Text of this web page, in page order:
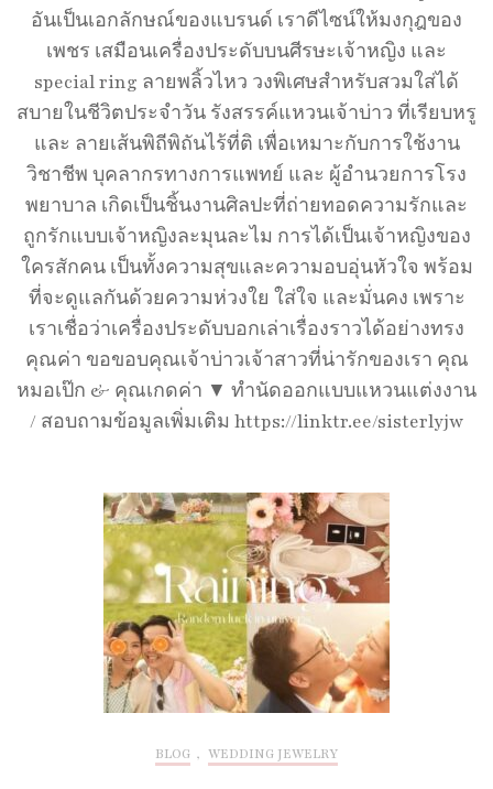
อันเป็นเอกลักษณ์ของแบรนด์ เราดีไซน์ให้มงกุฎของ
เพชร เสมือนเครื่องประดับบนศีรษะเจ้าหญิง และ
special ring ลายพลิ้วไหว วงพิเศษสำหรับสวมใส่ได้
สบายในชีวิตประจำวัน รังสรรค์แหวนเจ้าบ่าว ที่เรียบหรู
และ ลายเส้นพิถีพิถันไร้ที่ติ เพื่อเหมาะกับการใช้งาน
วิชาชีพ บุคลากรทางการแพทย์ และ ผู้อำนวยการโรง
พยาบาล เกิดเป็นชิ้นงานศิลปะที่ถ่ายทอดความรักและ
ถูกรักแบบเจ้าหญิงละมุนละไม การได้เป็นเจ้าหญิงของ
ใครสักคน เป็นทั้งความสุขและความอบอุ่นหัวใจ พร้อม
ที่จะดูแลกันด้วยความห่วงใย ใส่ใจ และมั่นคง เพราะ
เราเชื่อว่าเครื่องประดับบอกเล่าเรื่องราวได้อย่างทรง
คุณค่า ขอขอบคุณเจ้าบ่าวเจ้าสาวที่น่ารักของเรา คุณ
หมอเป๊ก & คุณเกดค่า ▼ ทำนัดออกแบบแหวนแต่งงาน
/ สอบถามข้อมูลเพิ่มเติม https://linktr.ee/sisterlyjw
BLOG , WEDDING JEWELRY